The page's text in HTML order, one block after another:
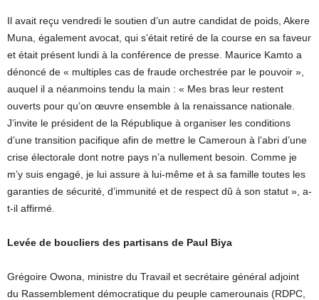
Il avait reçu vendredi le soutien d’un autre candidat de poids, Akere
Muna, également avocat, qui s’était retiré de la course en sa faveur
et était présent lundi à la conférence de presse. Maurice Kamto a
dénoncé de « multiples cas de fraude orchestrée par le pouvoir »,
auquel il a néanmoins tendu la main : « Mes bras leur restent
ouverts pour qu’on œuvre ensemble à la renaissance nationale.
J’invite le président de la République à organiser les conditions
d’une transition pacifique afin de mettre le Cameroun à l’abri d’une
crise électorale dont notre pays n’a nullement besoin. Comme je
m’y suis engagé, je lui assure à lui-même et à sa famille toutes les
garanties de sécurité, d’immunité et de respect dû à son statut », a-
t-il affirmé.
Levée de boucliers des partisans de Paul Biya
Grégoire Owona, ministre du Travail et secrétaire général adjoint
du Rassemblement démocratique du peuple camerounais (RDPC,